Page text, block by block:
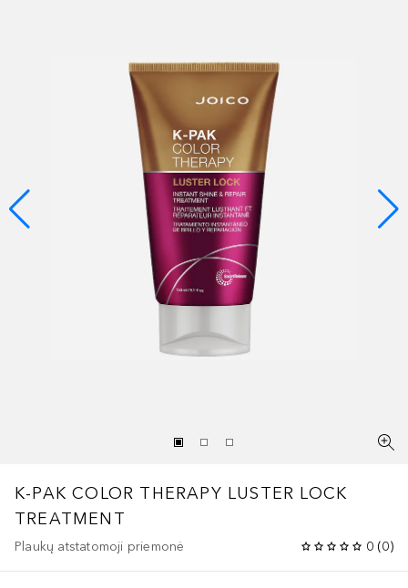
K-PAK COLOR THERAPY LUSTER LOCK
TREATMENT
Plaukų atstatomoji priemonė 0 (0)